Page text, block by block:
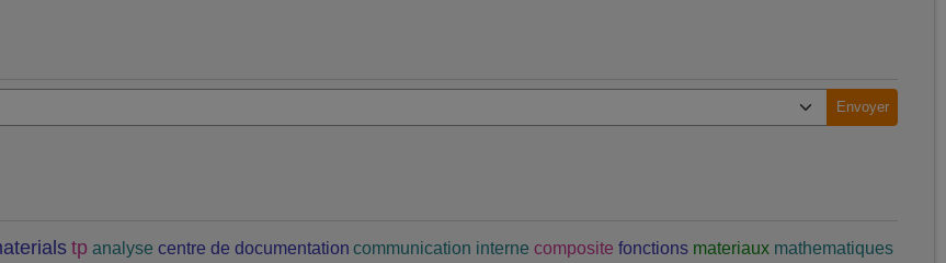
tp analyse centre de documentation communication interne composite fonctions materiaux mathematiques